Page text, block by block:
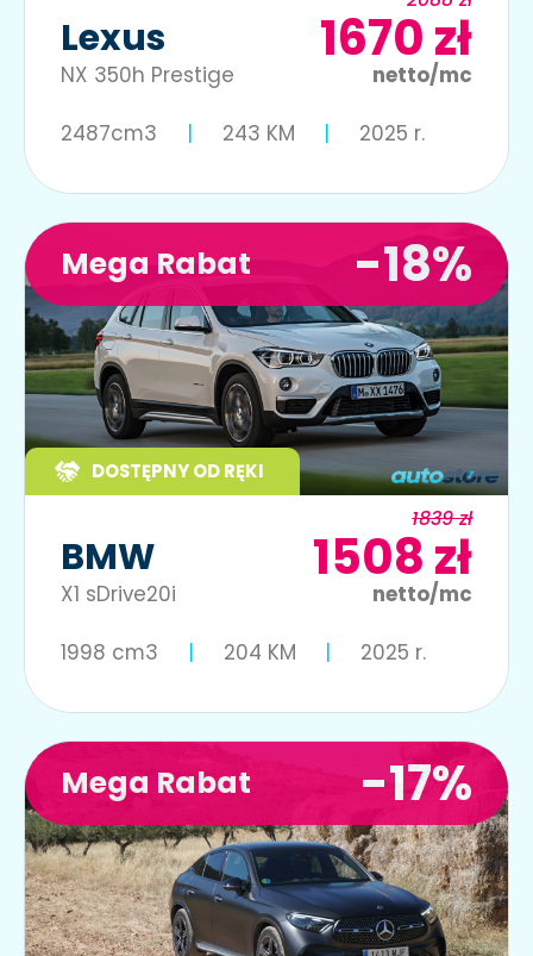
Lexus
NX 350h Prestige
1670 zł
netto/mc
2487cm3 243 KM 2025 r.
Mega Rabat -18%
DOSTĘPNY OD RĘKI
BMW
X1 sDrive20i
1839 zł
1508 zł
netto/mc
1998 cm3 204 KM 2025 r.
Mega Rabat -17%